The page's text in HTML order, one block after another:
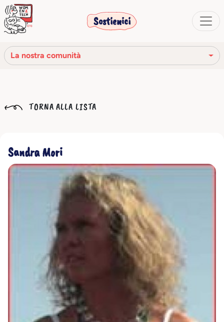
Sostienici
La nostra comunità
La nostra storia
Il nostro network
La nostra comunità
TORNA ALLA LISTA
Sandra Mori